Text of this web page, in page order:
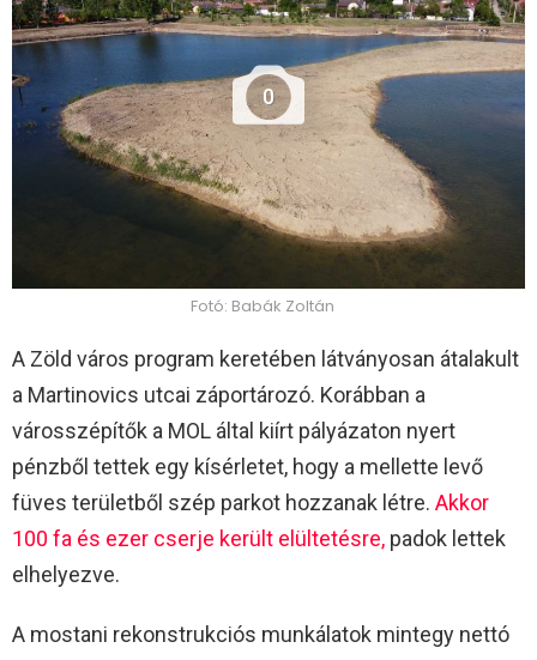
0
Fotó: Babák Zoltán
A Zöld város program keretében látványosan átalakult
a Martinovics utcai záportározó. Korábban a
városszépítők a MOL által kiírt pályázaton nyert
pénzből tettek egy kísérletet, hogy a mellette levő
füves területből szép parkot hozzanak létre. Akkor
100 fa és ezer cserje került elültetésre, padok lettek
elhelyezve.
A mostani rekonstrukciós munkálatok mintegy nettó